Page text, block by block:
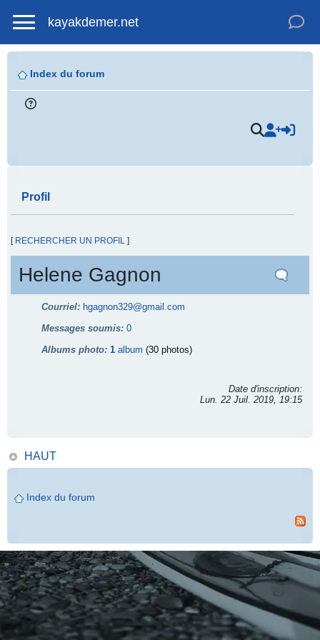
kayakdemer.net
Index du forum
Profil
[ RECHERCHER UN PROFIL ]
Helene Gagnon
Courriel: hgagnon329@gmail.com
Messages soumis: 0
Albums photo: 1 album (30 photos)
Date d'inscription:
Lun. 22 Juil. 2019, 19:15
HAUT
Index du forum